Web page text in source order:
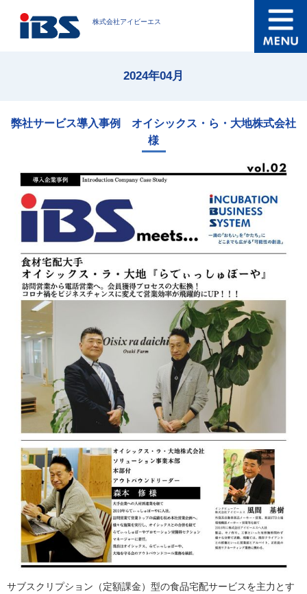
株式会社アイビーエス
2024年04月
弊社サービス導入事例 オイシックス・ら・大地株式会社
様
サブスクリプション（定額課金）型の食品宅配サービスを主力とす